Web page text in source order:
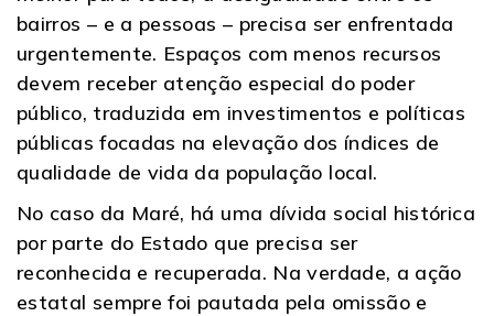
bairros – e a pessoas – precisa ser enfrentada
urgentemente. Espaços com menos recursos
devem receber atenção especial do poder
público, traduzida em investimentos e políticas
públicas focadas na elevação dos índices de
qualidade de vida da população local.
No caso da Maré, há uma dívida social histórica
por parte do Estado que precisa ser
reconhecida e recuperada. Na verdade, a ação
estatal sempre foi pautada pela omissão e